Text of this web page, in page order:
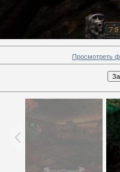
Просмотреть